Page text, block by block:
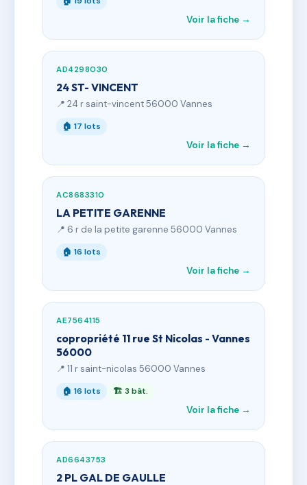
Voir la fiche →
AD4298030
24 ST- VINCENT
📍 24 r saint-vincent 56000 Vannes
🏠 17 lots
Voir la fiche →
AC8683310
LA PETITE GARENNE
📍 6 r de la petite garenne 56000 Vannes
🏠 16 lots
Voir la fiche →
AE7564115
copropriété 11 rue St Nicolas - Vannes
56000
📍 11 r saint-nicolas 56000 Vannes
🏠 16 lots 🏗 3 bât.
Voir la fiche →
AD6643753
2 PL GAL DE GAULLE